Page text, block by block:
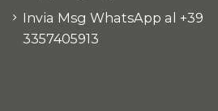
Invia Msg WhatsApp al +39
3357405913